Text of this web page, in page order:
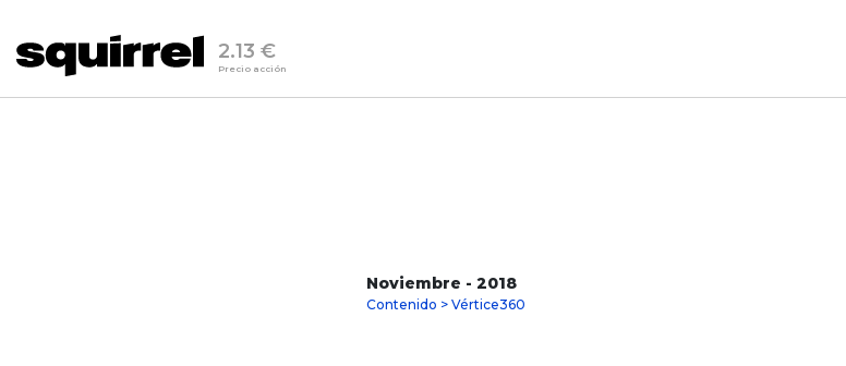
2.13 €
Precio acción
Noviembre - 2018
Contenido > Vértice360